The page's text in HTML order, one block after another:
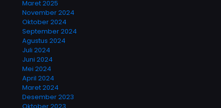
Maret 2025
November 2024
Oktober 2024
September 2024
Agustus 2024
Juli 2024
Juni 2024
Mei 2024
April 2024
Maret 2024
Desember 2023
Oktober 2023